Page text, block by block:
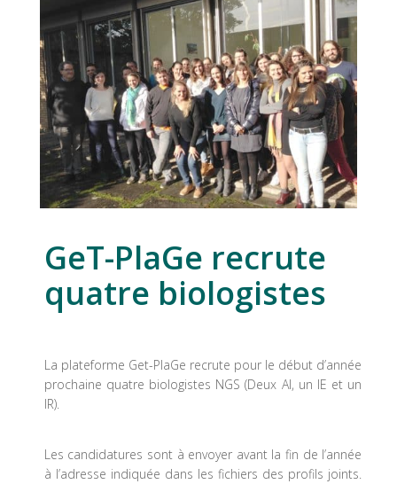
GeT-PlaGe recrute
quatre biologistes
La plateforme Get-PlaGe recrute pour le début d’année
prochaine quatre biologistes NGS (Deux AI, un IE et un
IR).
Les candidatures sont à envoyer avant la fin de l’année
à l’adresse indiquée dans les fichiers des profils joints.